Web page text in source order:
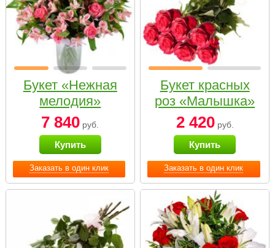
Заказать в один клик
Букет «Нежная
мелодия»
7 840 руб.
Купить
Заказать в один клик
Букет красных
роз «Малышка»
2 420руб.
Купить